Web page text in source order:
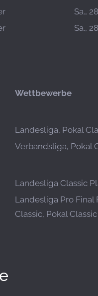
Sa.,
Sa.,
Wettbewerbe
Landesliga, Pokal
Verbandsliga, Pokal
Landesliga Classic
Landesliga Pro Final
Classic, Pokal Classic